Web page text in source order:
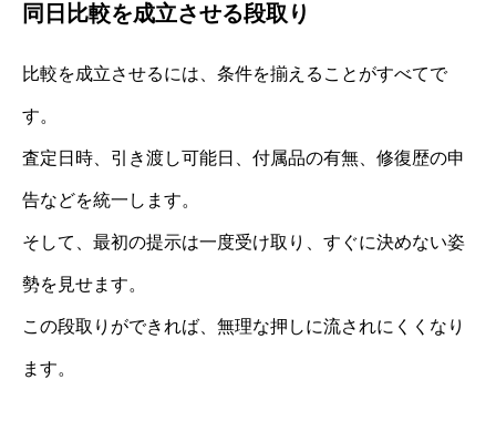
同日比較を成立させる段取り
比較を成立させるには、条件を揃えることがすべてで
す。
査定日時、引き渡し可能日、付属品の有無、修復歴の申
告などを統一します。
そして、最初の提示は一度受け取り、すぐに決めない姿
勢を見せます。
この段取りができれば、無理な押しに流されにくくなり
ます。